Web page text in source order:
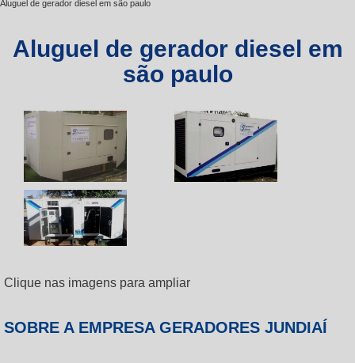
Aluguel de gerador diesel em são paulo
Aluguel de gerador diesel em
são paulo
Clique nas imagens para ampliar
SOBRE A EMPRESA GERADORES JUNDIAÍ